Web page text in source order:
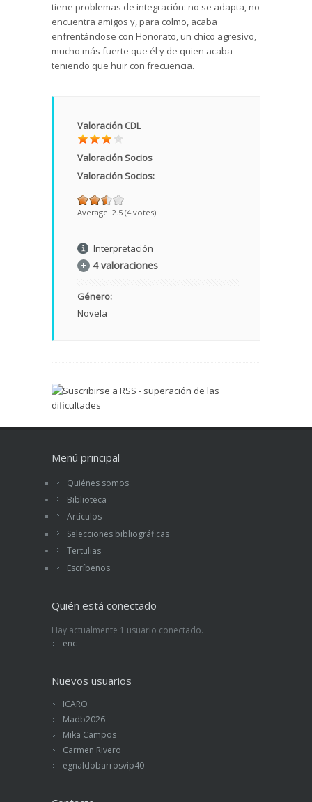
tiene problemas de integración: no se adapta, no
encuentra amigos y, para colmo, acaba
enfrentándose con Honorato, un chico agresivo,
mucho más fuerte que él y de quien acaba
teniendo que huir con frecuencia.
Valoración CDL
Valoración Socios
Valoración Socios:
Average: 2.5 (4 votes)
Interpretación
4 valoraciones
Género:
Novela
Menú principal
Quiénes somos
Biblioteca
Artículos
Selecciones bibliográficas
Tertulias
Escríbenos
Quién está conectado
Hay actualmente 1 usuario conectado.
enc
Nuevos usuarios
ICARO
Madb2026
Mika Campos
Carmen Rivero
egnaldobarrosvip40